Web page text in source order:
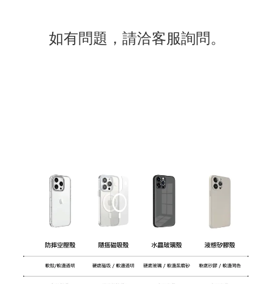
如有問題 ，請洽客服詢問。